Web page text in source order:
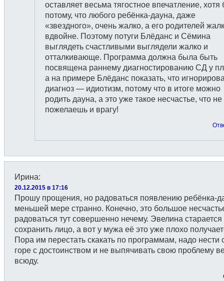
оставляет весьма тягостное впечатление, хотя
потому, что любого ребёнка-дауна, даже
«звездного», очень жалко, а его родителей
вдвойне. Поэтому потуги Блёданс и Сёмина
выглядеть счастливыми выглядели жалко и
отталкивающе. Программа должна была быть
посвящена раннему диагностированию СД у
а на примере Блёданс показать, что
диагноз — идиотизм, потому что в итоге можно
родить дауна, а это уже такое несчастье, что не
пожелаешь и врагу!
Ирина:
20.12.2015 в 17:16
Прошу прощения, но радоваться появлению ребёнка-
меньшей мере странно. Конечно, это большое
радоваться тут совершенно нечему. Эвелина старается
сохранить лицо, а вот у мужа её это уже плохо
Пора им перестать скакать по программам, надо нести
горе с достоинством и не выпячивать свою проблему
всюду.